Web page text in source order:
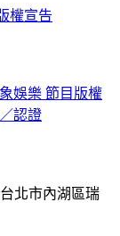
權宣告
娛樂 節目版權
認證
台北市內湖區瑞